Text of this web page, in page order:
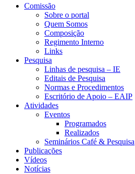
Comissão
Sobre o portal
Quem Somos
Composição
Regimento Interno
Links
Pesquisa
Linhas de pesquisa – IE
Editais de Pesquisa
Normas e Procedimentos
Escritório de Apoio – EAIP
Atividades
Eventos
Programados
Realizados
Seminários Café & Pesquisa
Publicações
Vídeos
Notícias